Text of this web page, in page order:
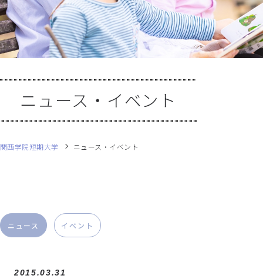
ニュース・イベント
関西学院短期大学 ニュース・イベント
ニュース イベント
2015.03.31